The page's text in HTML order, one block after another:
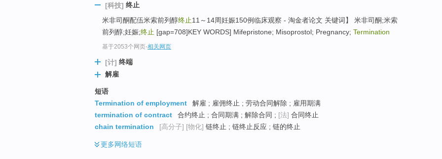
[科技] 终止
米非司酮配伍米索前列醇终止11～14周妊娠150例临床观察 - 淘金者论文 关键词】 米非司酮;米索
前列醇;妊娠;终止 [gap=708]KEY WORDS] Mifepristone; Misoprostol; Pregnancy; Termination
基于2053个网页-相关网页
[计] 终端
解雇
短语
Termination of employment
解雇 ; 雇佣终止 ; 劳动合同解除 ; 雇用期满
termination of contract
合约终止 ; 合同期满 ; 解除合同 ; [法] 合同终止
chain termination
[高分子] [物化] 链终止 ; 链终止反应 ; 链的终止
更多网络短语